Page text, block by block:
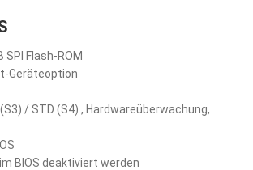
SPI Flash-ROM
Geräteoption
/ STD (S4) , Hardwareüberwachung,
BIOS deaktiviert werden